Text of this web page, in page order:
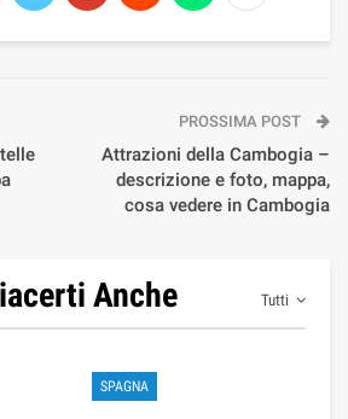
PROSSIMA POST
Attrazioni della Cambogia –
descrizione e foto, mappa,
cosa vedere in Cambogia
Tutti
Anche
SPAGNA